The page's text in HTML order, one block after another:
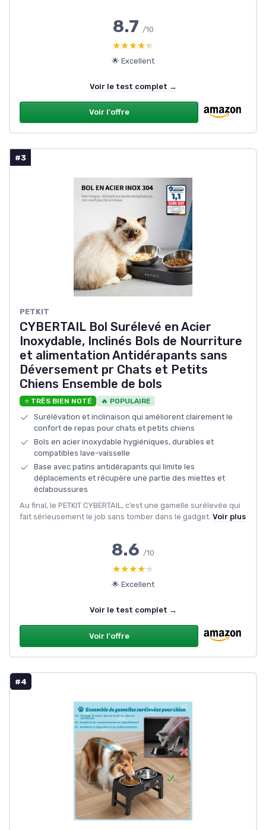
8.7 /10
★★★★★
★★★★★
🌟 Excellent
Voir le test complet →
Voir l'offre
#3
PETKIT
CYBERTAIL Bol Surélevé en Acier
Inoxydable, Inclinés Bols de Nourriture
et alimentation Antidérapants sans
Déversement pr Chats et Petits
Chiens Ensemble de bols
⭐ TRÈS BIEN NOTÉ 🔥 POPULAIRE
Surélévation et inclinaison qui améliorent clairement le
confort de repas pour chats et petits chiens
Bols en acier inoxydable hygiéniques, durables et
compatibles lave-vaisselle
Base avec patins antidérapants qui limite les
déplacements et récupère une partie des miettes et
éclaboussures
Au final, le PETKIT CYBERTAIL, c’est une gamelle surélevée qui
fait sérieusement le job sans tomber dans le gadget. Voir plus
8.6 /10
★★★★★
★★★★★
🌟 Excellent
Voir le test complet →
Voir l'offre
#4